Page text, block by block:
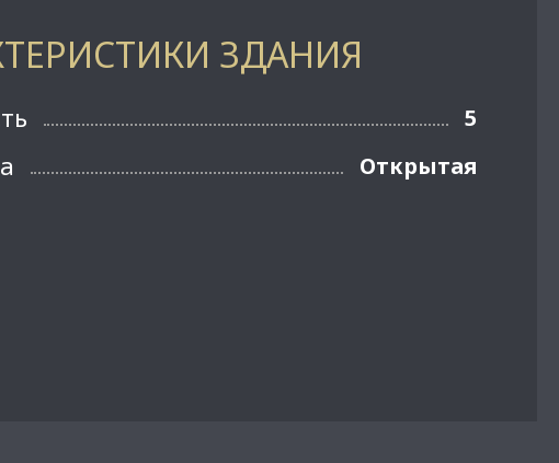
ЗДАНИЯ
5
Открытая